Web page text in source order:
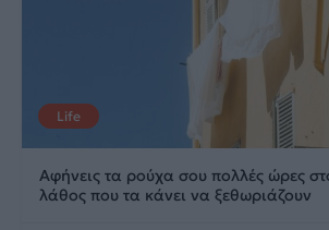
Life
Αφήνεις τα ρούχα σου πολλές ώρες
λάθος που τα κάνει να ξεθωριάζουν